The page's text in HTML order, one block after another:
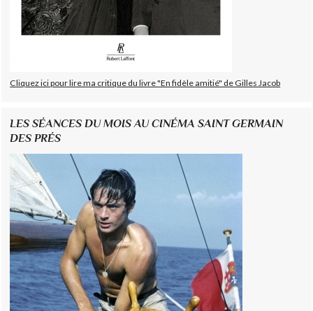
Cliquez ici pour lire ma critique du livre "En fidèle amitié" de Gilles Jacob
LES SÉANCES DU MOIS AU CINÉMA SAINT GERMAIN
DES PRÉS